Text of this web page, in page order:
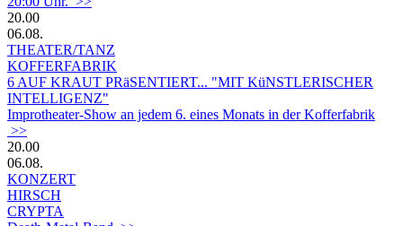
20.00
06.08.
THEATER/TANZ
KOFFERFABRIK
6 AUF KRAUT PRäSENTIERT... "MIT KüNSTLERISCHER
INTELLIGENZ"
Improtheater-Show an jedem 6. eines Monats in der Kofferfabrik
>>
20.00
06.08.
KONZERT
HIRSCH
CRYPTA